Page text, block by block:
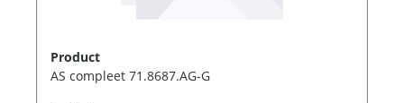
Product
AS compleet 71.8687.AG-G